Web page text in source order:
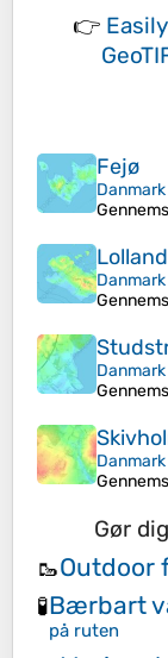
👉 Easily
Fejø
Danmark
Danmark
Danmark
Danmark
Gør
🥾Outdoor
🧪Bærbart
på ruten